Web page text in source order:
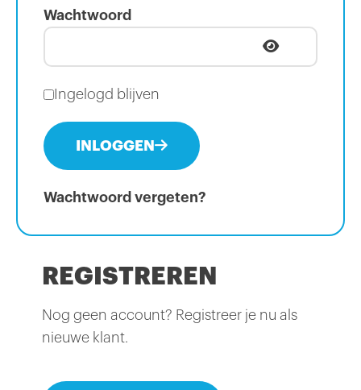
Wachtwoord
Ingelogd blijven
INLOGGEN
Wachtwoord vergeten?
REGISTREREN
Nog geen account? Registreer je nu als
nieuwe klant.